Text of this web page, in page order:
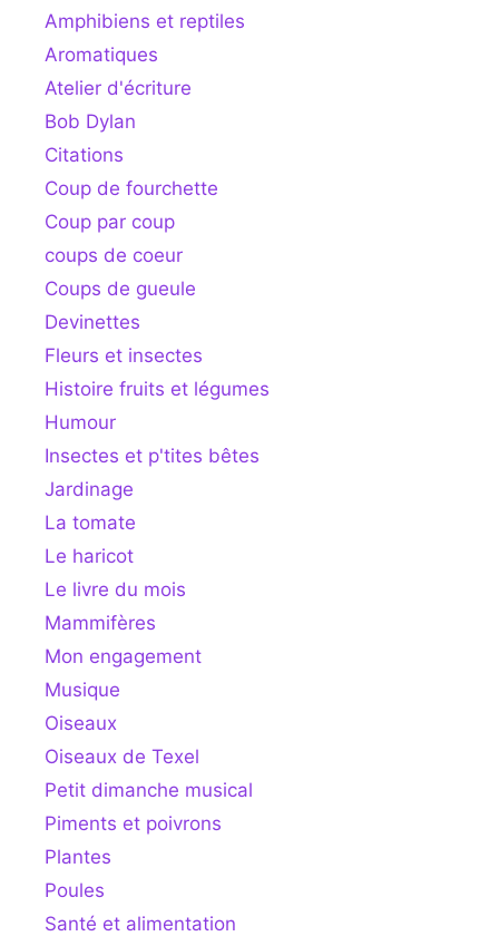
Amphibiens et reptiles
Aromatiques
Atelier d'écriture
Bob Dylan
Citations
Coup de fourchette
Coup par coup
coups de coeur
Coups de gueule
Devinettes
Fleurs et insectes
Histoire fruits et légumes
Humour
Insectes et p'tites bêtes
Jardinage
La tomate
Le haricot
Le livre du mois
Mammifères
Mon engagement
Musique
Oiseaux
Oiseaux de Texel
Petit dimanche musical
Piments et poivrons
Plantes
Poules
Santé et alimentation